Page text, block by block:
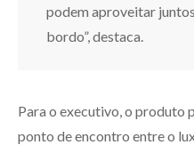
podem aproveitar
bordo”, destaca.
Para o executivo, o produto
ponto de encontro entre o